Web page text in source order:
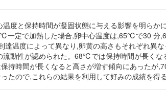
度と保持時間が凝固状態に与える影響を明らか
定で加熱した場合,卵中心温度は,65℃で30 分
達温度によって異なり,卵黄の高さもそれぞれ異
流動性が認められた。68℃では保持時間が長く
時間が長くなると高さが増す傾向にあったが
たので,これらの結果を利用して好みの成績を得